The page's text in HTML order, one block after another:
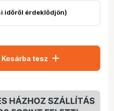
időről érdeklődjön)
Kosárba tesz add